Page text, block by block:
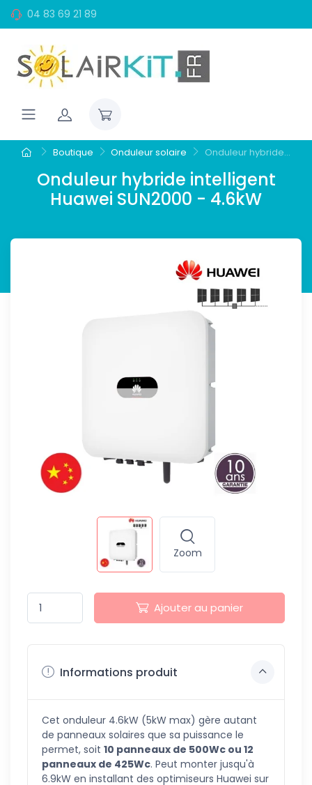
04 83 69 21 89
Boutique Onduleur solaire Onduleur hybride...
Onduleur hybride intelligent
Huawei SUN2000 - 4.6kW
Zoom
Ajouter au panier
Informations produit
Cet onduleur 4.6kW (5kW max) gère autant
de panneaux solaires que sa puissance le
permet, soit 10 panneaux de 500Wc ou 12
panneaux de 425Wc. Peut monter jusqu'à
6.9kW en installant des optimiseurs Huawei sur